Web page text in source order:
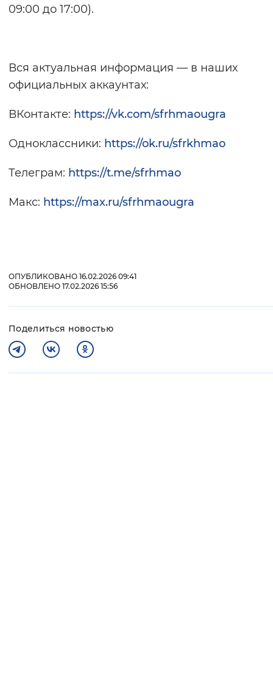
09:00 до 17:00).
Вся актуальная информация — в наших
официальных аккаунтах:
ВКонтакте: https://vk.com/sfrhmaougra
Одноклассники: https://ok.ru/sfrkhmao
Телеграм: https://t.me/sfrhmao
Макс: https://max.ru/sfrhmaougra
ОПУБЛИКОВАНО 16.02.2026 09:41
ОБНОВЛЕНО 17.02.2026 15:56
Поделиться новостью